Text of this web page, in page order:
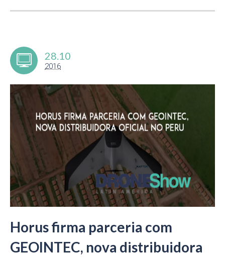
28.10
2016
Horus firma parceria com
GEOINTEC, nova distribuidora